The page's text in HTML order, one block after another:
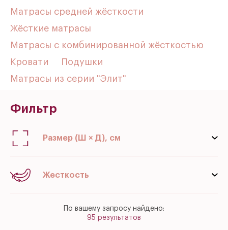
Матрасы средней жёсткости
Жёсткие матрасы
Матрасы с комбинированной жёсткостью
Кровати
Подушки
Матрасы из серии "Элит"
Фильтр
Размер (Ш × Д), см
Жесткость
По вашему запросу найдено:
95 результатов